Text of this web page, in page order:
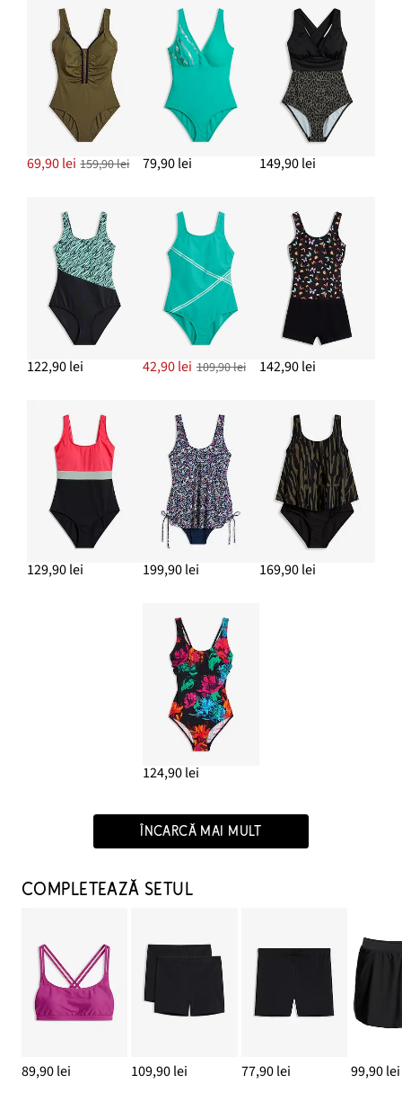
69,90 lei 159,90 lei 79,90 lei 149,90 lei
122,90 lei 42,90 lei 109,90 lei 142,90 lei
129,90 lei 199,90 lei 169,90 lei
124,90 lei
ÎNCARCĂ MAI MULT
COMPLETEAZĂ SETUL
89,90 lei 109,90 lei 77,90 lei 99,90 lei